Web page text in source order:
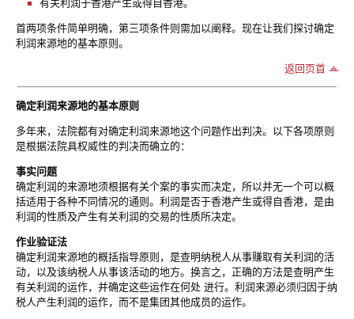
有关利润于香港产生或得自香港。
首两项条件简单明确，第三项条件则需加以阐释。现在让我们探讨确定
利润来源地的基本原则。
返回页首
确定利润来源地的基本原则
多年来，法院都有对确定利润来源地这个问题作出判决。以下各项原则
是根据法院具权威性的判决而确立的：
事实问题
确定利润的来源地须根据有关个案的事实而决定，所以并无一个可以概
括适用于各种不同情况的通则。利润是否于香港产生或得自香港，是由
利润的性质及产生有关利润的交易的性质所决定。
作业验证法
确定利润来源地的概括指导原则，是查明纳税人从事赚取有关利润的活
动，以及该纳税人从事该活动的地方。换言之，正确的方法是查明产生
有关利润的运作，并确定这些运作在何处 进行。利润来源必须归因于纳
税人产生利润的运作，而不是集团其他成员的运作。